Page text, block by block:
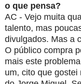
o que pensa?
AC - Vejo muita
talento, mas
divulgados. Mas a
O público compra
mais este
um, cito que gostei